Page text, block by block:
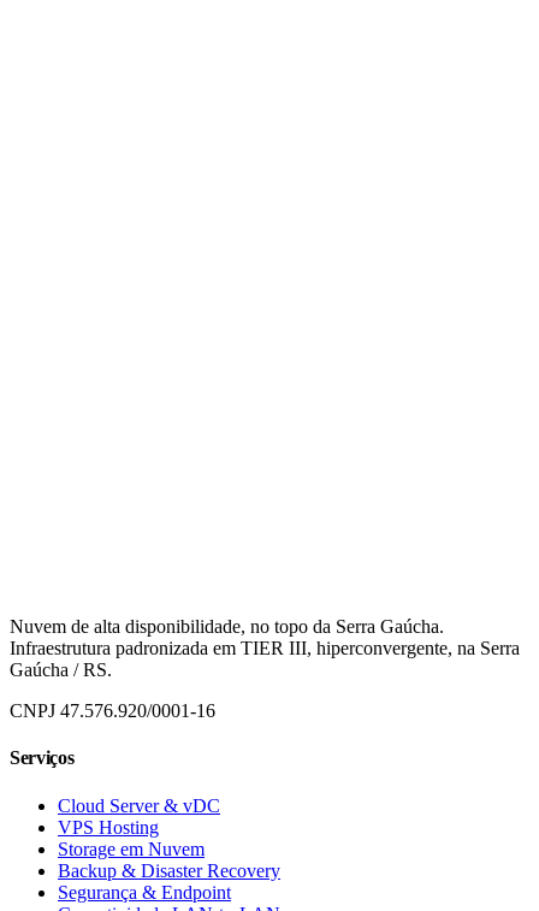
Nuvem de alta disponibilidade, no topo da Serra Gaúcha.
Infraestrutura padronizada em TIER III, hiperconvergente, na Serra
Gaúcha / RS.
CNPJ 47.576.920/0001-16
Serviços
Cloud Server & vDC
VPS Hosting
Storage em Nuvem
Backup & Disaster Recovery
Segurança & Endpoint